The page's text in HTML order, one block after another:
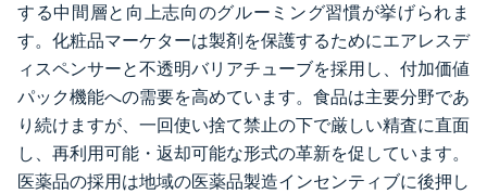
する中間層と向上志向のグルーミング習慣が挙げられま
す。化粧品マーケターは製剤を保護するためにエアレスデ
ィスペンサーと不透明バリアチューブを採用し、付加価値
パック機能への需要を高めています。食品は主要分野であ
り続けますが、一回使い捨て禁止の下で厳しい精査に直面
し、再利用可能・返却可能な形式の革新を促しています。
医薬品の採用は地域の医薬品製造インセンティブに後押し